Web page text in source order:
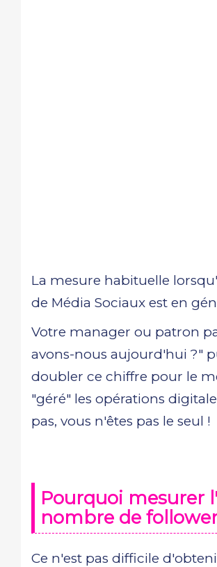
La mesure habituelle
de Média Sociaux est en
Votre manager ou patron
avons-nous aujourd'hui ?"
doubler ce chiffre pour le
"géré" les opérations
pas, vous n'êtes pas le seul !
Pourquoi mesurer
nombre de
Ce n'est pas difficile